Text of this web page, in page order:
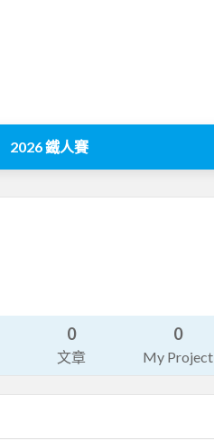
2026 鐵人賽
0
文章
0
My Project